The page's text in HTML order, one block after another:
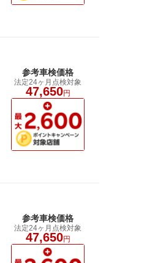
参考車検価格
法定24ヶ月点検対象
47,650円
参考車検価格
法定24ヶ月点検対象
47,650円